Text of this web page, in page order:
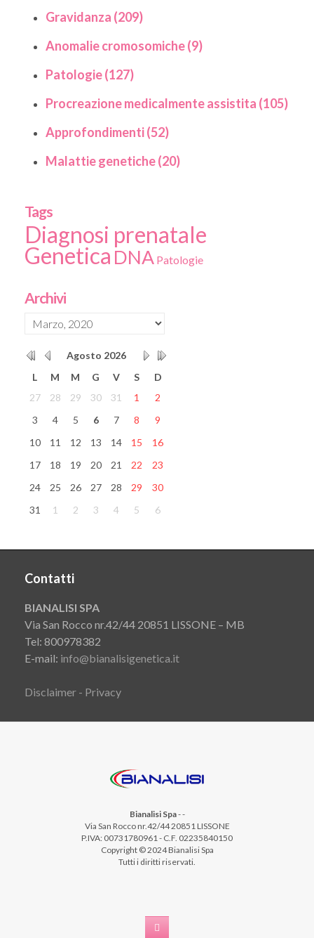
Gravidanza (209)
Anomalie cromosomiche (9)
Patologie (127)
Procreazione medicalmente assistita (105)
Approfondimenti (52)
Malattie genetiche (20)
Tags
Diagnosi prenatale
Genetica DNA Patologie
Archivi
Agosto 2026
L
M M G V S
D
27
28 29 30 31 1
2
3
4 5 6 7 8
9
10
11 12 13 14 15
16
17
18 19 20 21 22
23
24
25 26 27 28 29
30
31
1 2 3 4 5 6
Contatti
BIANALISI SPA
Via San Rocco nr.42/44 20851 LISSONE – MB
Tel: 800978382
E-mail: info@bianalisigenetica.it
Disclaimer - Privacy
Bianalisi Spa--
Via San Rocco nr.42/44 20851 LISSONE
P.IVA: 00731780961 - C.F. 02235840150
Copyright © 2024 Bianalisi Spa
Tutti i diritti riservati.